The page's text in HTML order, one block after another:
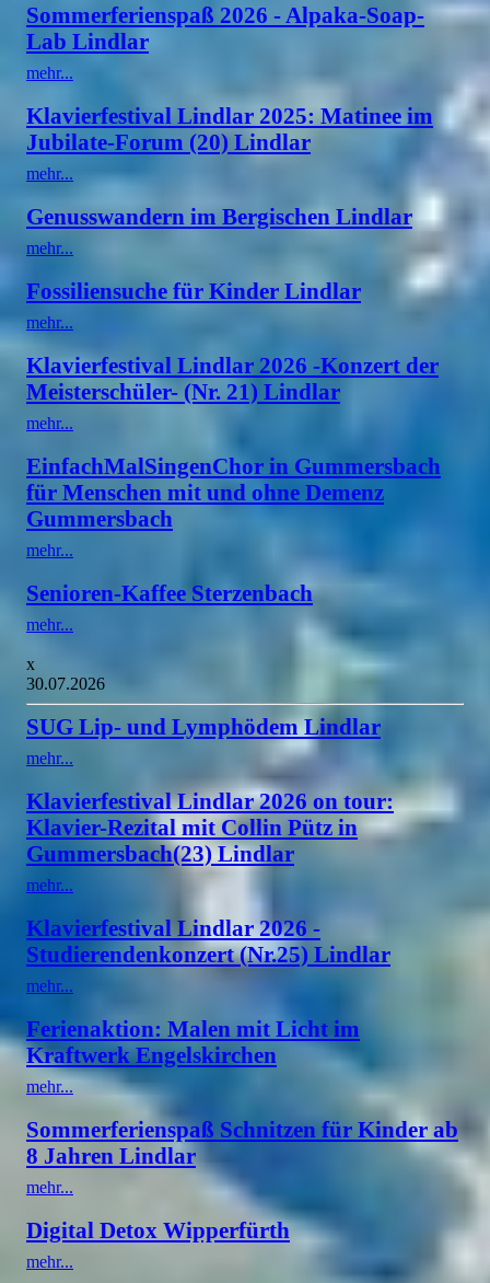
Sommerferienspaß 2026 - Alpaka-Soap-
Lab Lindlar
mehr...
Klavierfestival Lindlar 2025: Matinee im
Jubilate-Forum (20) Lindlar
mehr...
Genusswandern im Bergischen Lindlar
mehr...
Fossiliensuche für Kinder Lindlar
mehr...
Klavierfestival Lindlar 2026 -Konzert der
Meisterschüler- (Nr. 21) Lindlar
mehr...
EinfachMalSingenChor in Gummersbach
für Menschen mit und ohne Demenz
Gummersbach
mehr...
Senioren-Kaffee Sterzenbach
mehr...
x
30.07.2026
SUG Lip- und Lymphödem Lindlar
mehr...
Klavierfestival Lindlar 2026 on tour:
Klavier-Rezital mit Collin Pütz in
Gummersbach(23) Lindlar
mehr...
Klavierfestival Lindlar 2026 -
Studierendenkonzert (Nr.25) Lindlar
mehr...
Ferienaktion: Malen mit Licht im
Kraftwerk Engelskirchen
mehr...
Sommerferienspaß Schnitzen für Kinder ab
8 Jahren Lindlar
mehr...
Digital Detox Wipperfürth
mehr...